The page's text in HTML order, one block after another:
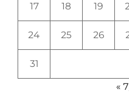
17 18 19
24 25 26
31
«